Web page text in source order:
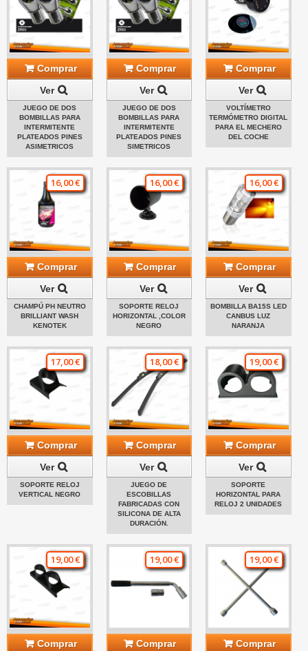
Comprar
Ver
JUEGO DE DOS
BOMBILLAS PARA
INTERMITENTE
PLATEADOS PINES
ASIMETRICOS
Comprar
Ver
JUEGO DE DOS
BOMBILLAS PARA
INTERMITENTE
PLATEADOS PINES
SIMETRICOS
Comprar
Ver
VOLTÍMETRO
TERMÓMETRO DIGITAL
PARA EL MECHERO
DEL COCHE
16,00 €
Comprar
Ver
CHAMPÚ PH NEUTRO
BRILLIANT WASH
KENOTEK
16,00 €
Comprar
Ver
SOPORTE RELOJ
HORIZONTAL ,COLOR
NEGRO
16,00 €
Comprar
Ver
BOMBILLA BA15S LED
CANBUS LUZ
NARANJA
17,00 €
Comprar
Ver
SOPORTE RELOJ
VERTICAL NEGRO
18,00 €
Comprar
Ver
JUEGO DE
ESCOBILLAS
FABRICADAS CON
SILICONA DE ALTA
DURACIÓN.
19,00 €
Comprar
Ver
SOPORTE
HORIZONTAL PARA
RELOJ 2 UNIDADES
19,00 €
Comprar
19,00 €
Comprar
19,00 €
Comprar